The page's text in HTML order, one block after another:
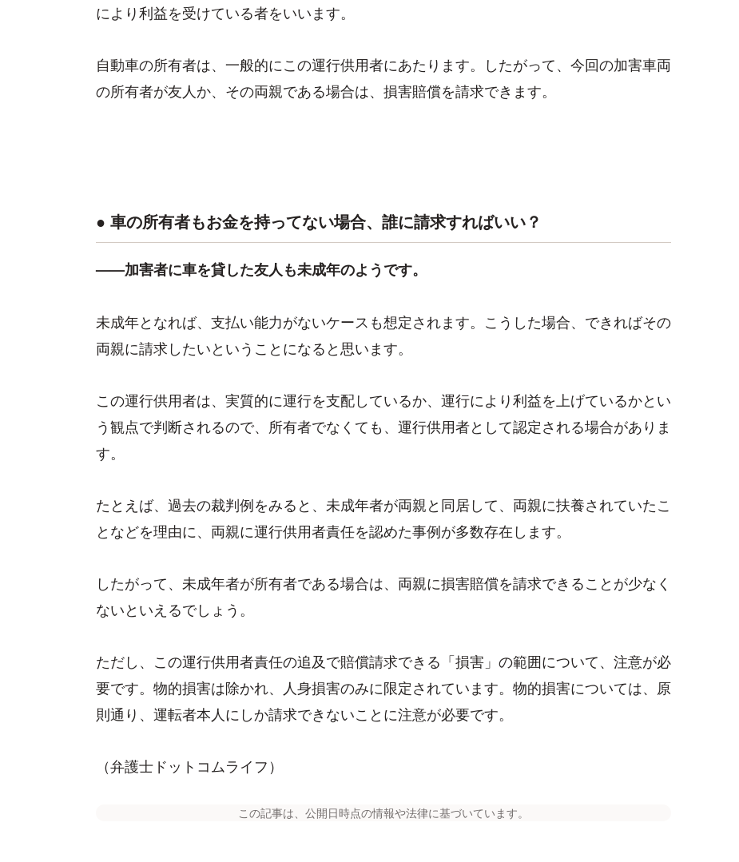
により利益を受けている者をいいます。
自動車の所有者は、一般的にこの運行供用者にあたります。したがって、今回の加害車両
の所有者が友人か、その両親である場合は、損害賠償を請求できます。
● 車の所有者もお金を持ってない場合、誰に請求すればいい？
——加害者に車を貸した友人も未成年のようです。
未成年となれば、支払い能力がないケースも想定されます。こうした場合、できればその
両親に請求したいということになると思います。
この運行供用者は、実質的に運行を支配しているか、運行により利益を上げているかとい
う観点で判断されるので、所有者でなくても、運行供用者として認定される場合がありま
す。
たとえば、過去の裁判例をみると、未成年者が両親と同居して、両親に扶養されていたこ
となどを理由に、両親に運行供用者責任を認めた事例が多数存在します。
したがって、未成年者が所有者である場合は、両親に損害賠償を請求できることが少なく
ないといえるでしょう。
ただし、この運行供用者責任の追及で賠償請求できる「損害」の範囲について、注意が必
要です。物的損害は除かれ、人身損害のみに限定されています。物的損害については、原
則通り、運転者本人にしか請求できないことに注意が必要です。
（弁護士ドットコムライフ）
この記事は、公開日時点の情報や法律に基づいています。